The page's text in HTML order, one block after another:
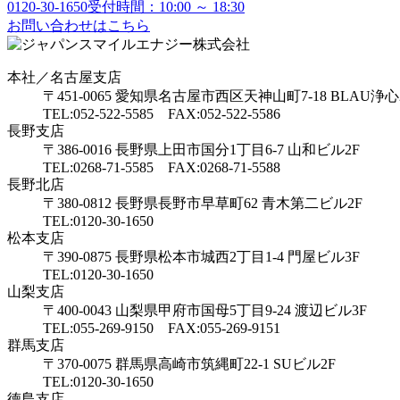
0120-30-1650受付時間：10:00 ～ 18:30
お問い合わせはこちら
本社／名古屋支店
〒451-0065 愛知県名古屋市西区天神山町7-18 BLAU浄
TEL:052-522-5585 FAX:052-522-5586
長野支店
〒386-0016 長野県上田市国分1丁目6-7 山和ビル2F
TEL:0268-71-5585 FAX:0268-71-5588
長野北店
〒380-0812 長野県長野市早草町62 青木第二ビル2F
TEL:0120-30-1650
松本支店
〒390-0875 長野県松本市城西2丁目1-4 門屋ビル3F
TEL:0120-30-1650
山梨支店
〒400-0043 山梨県甲府市国母5丁目9-24 渡辺ビル3F
TEL:055-269-9150 FAX:055-269-9151
群馬支店
〒370-0075 群馬県高崎市筑縄町22-1 SUビル2F
TEL:0120-30-1650